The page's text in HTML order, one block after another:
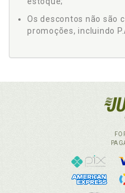
Os descontos não são
promoções, incluindo